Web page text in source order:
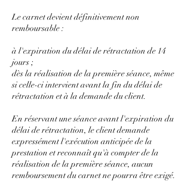
Le carnet devient définitivement non
remboursable :
à l'expiration du délai de rétractation de 14
jours ;
dès la réalisation de la première séance, même
si celle-ci intervient avant la fin du délai de
rétractation et à la demande du client.
En réservant une séance avant l'expiration du
délai de rétractation, le client demande
expressément l'exécution anticipée de la
prestation et reconnaît qu'à compter de la
réalisation de la première séance, aucun
remboursement du carnet ne pourra être exigé.